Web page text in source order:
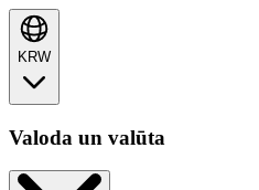
KRW
Valoda un valūta